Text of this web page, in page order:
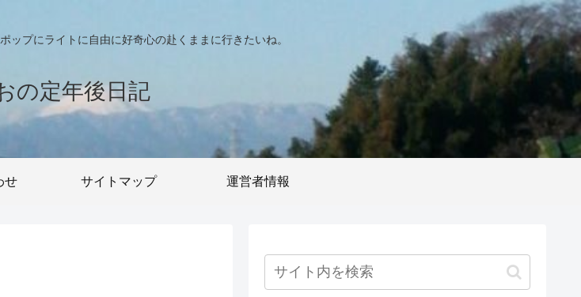
ップにライトに自由に好奇心の赴くままに行きたいね。
の定年後日記
せ サイトマップ 運営者情報